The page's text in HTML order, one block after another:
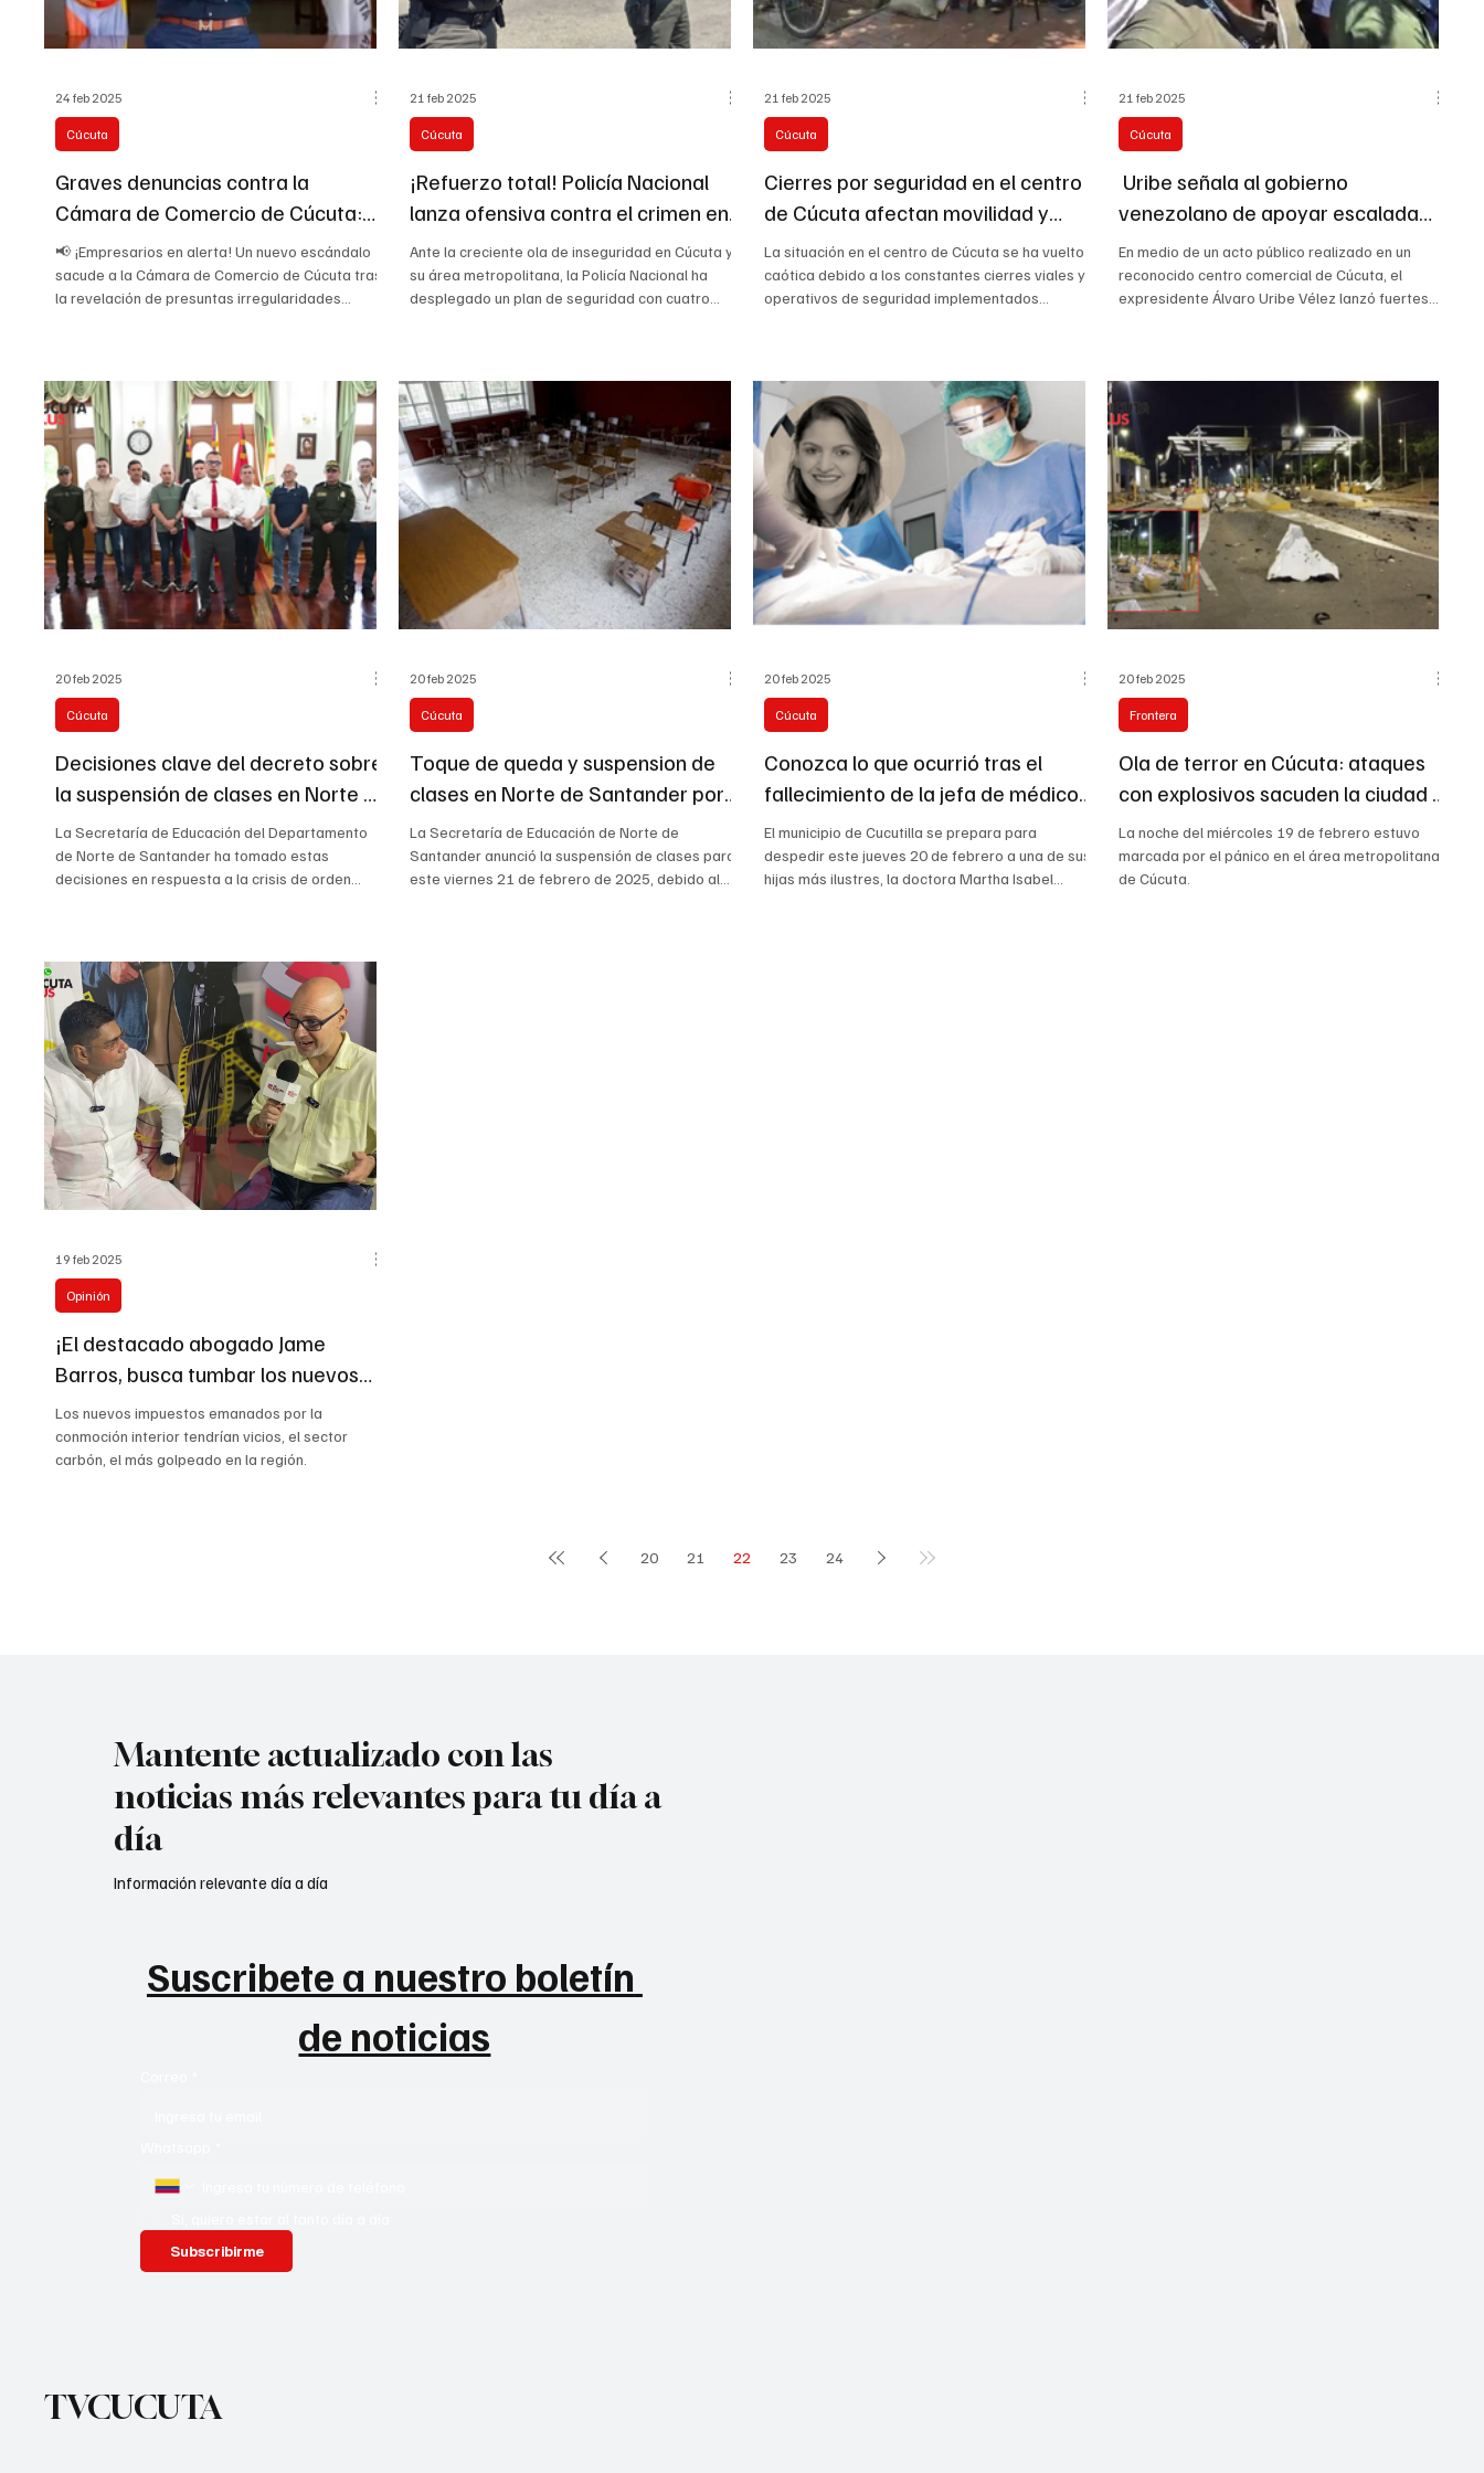
Graves denuncias contra la
Cámara de Comercio de Cúcuta:
contratos millonarios sin licitación y
amenazas a la prensa
📢 ¡Empresarios en alerta! Un nuevo escándalo
sacude a la Cámara de Comercio de Cúcuta tras
la revelación de presuntas irregularidades...
Cúcuta
24 feb 2025
¡Refuerzo total! Policía Nacional
lanza ofensiva contra el crimen en
Cúcuta con más agentes y
tecnología de punta
Ante la creciente ola de inseguridad en Cúcuta y
su área metropolitana, la Policía Nacional ha
desplegado un plan de seguridad con cuatro...
Cúcuta
21 feb 2025
Cierres por seguridad en el centro
de Cúcuta afectan movilidad y
comercio
La situación en el centro de Cúcuta se ha vuelto
caótica debido a los constantes cierres viales y
operativos de seguridad implementados...
Cúcuta
21 feb 2025
Uribe señala al gobierno
venezolano de apoyar escalada
terrorista en Cúcuta, pero sin
pruebas concretas
En medio de un acto público realizado en un
reconocido centro comercial de Cúcuta, el
expresidente Álvaro Uribe Vélez lanzó fuertes...
Cúcuta
21 feb 2025
Decisiones clave del decreto sobre
la suspensión de clases en Norte de
Santander
La Secretaría de Educación del Departamento
de Norte de Santander ha tomado estas
decisiones en respuesta a la crisis de orden
Cúcuta
20 feb 2025
Toque de queda y suspension de
clases en Norte de Santander por
orden público
La Secretaría de Educación de Norte de
Santander anunció la suspensión de clases para
este viernes 21 de febrero de 2025, debido al...
Cúcuta
20 feb 2025
Conozca lo que ocurrió tras el
fallecimiento de la jefa de médicos
de una reconocida clínica
El municipio de Cucutilla se prepara para
despedir este jueves 20 de febrero a una de sus
hijas más ilustres, la doctora Martha Isabel...
Cúcuta
20 feb 2025
Ola de terror en Cúcuta: ataques
con explosivos sacuden la ciudad y
su área metropolitana
La noche del miércoles 19 de febrero estuvo
marcada por el pánico en el área metropolitana
de Cúcuta.
Frontera
20 feb 2025
¡El destacado abogado Jame
Barros, busca tumbar los nuevos
gravámenes!
Los nuevos impuestos emanados por la
conmoción interior tendrían vicios, el sector
carbón, el más golpeado en la región.
Opinión
19 feb 2025
20 21 22 23 24
Mantente actualizado con las
noticias más relevantes para tu día a
día
Suscribete a nuestro boletín
de noticias
Subscribirme
Información relevante día a día
TVCUCUTA